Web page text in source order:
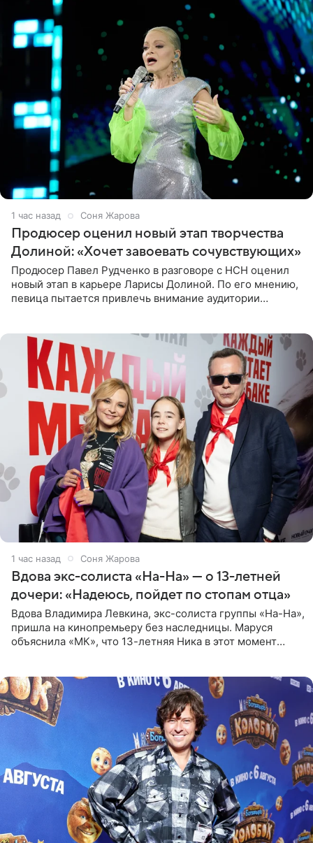
1 час назад Соня Жарова
Продюсер оценил новый этап творчества
Долиной: «Хочет завоевать сочувствующих»
Продюсер Павел Рудченко в разговоре с НСН оценил
новый этап в карьере Ларисы Долиной. По его мнению,
певица пытается привлечь внимание аудитории
1 час назад Соня Жарова
Вдова экс-солиста «На-На» — о 13-летней
дочери: «Надеюсь, пойдет по стопам отца»
Вдова Владимира Левкина, экс-солиста группы «На-На»,
пришла на кинопремьеру без наследницы. Маруся
объяснила «МК», что 13-летняя Ника в этот момент